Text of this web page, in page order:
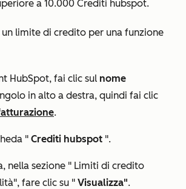
a 10.000 Crediti hubspot.
limite di credito per una funzione
HubSpot, fai clic sul nome
in alto a destra, quindi fai clic
.
" Crediti hubspot ".
nella sezione " Limiti di credito
", fare clic su " Visualizza".